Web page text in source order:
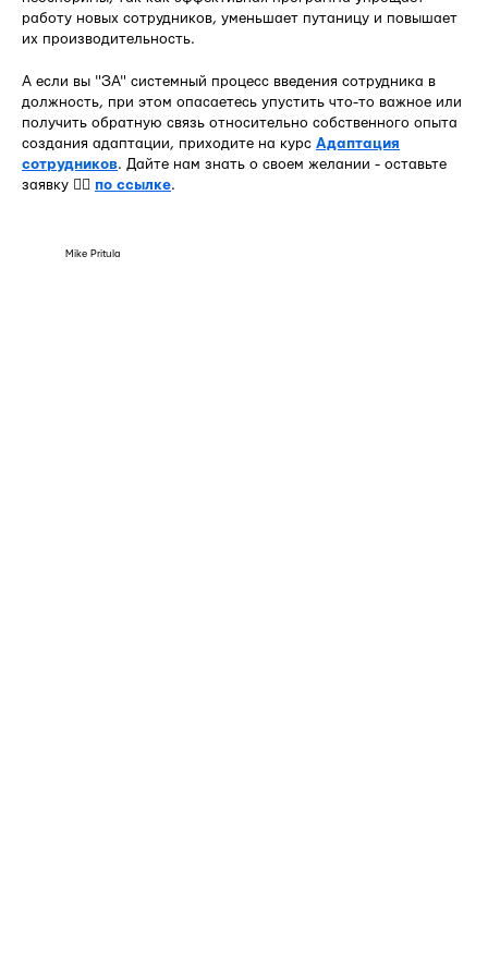
работу новых сотрудников, уменьшает путаницу и повышает
их производительность.
А если вы "ЗА" системный процесс введения сотрудника в
должность, при этом опасаетесь упустить что-то важное или
получить обратную связь относительно собственного опыта
создания адаптации, приходите на курс Адаптация
сотрудников. Дайте нам знать о своем желании - оставьте
заявку 👉🏻 по ссылке.
Mike Pritula